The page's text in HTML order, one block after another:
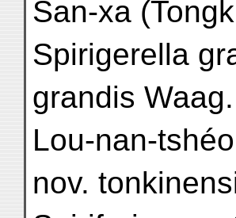
San-xa
Spirigerella
grandis
Lou-nan-
nov.